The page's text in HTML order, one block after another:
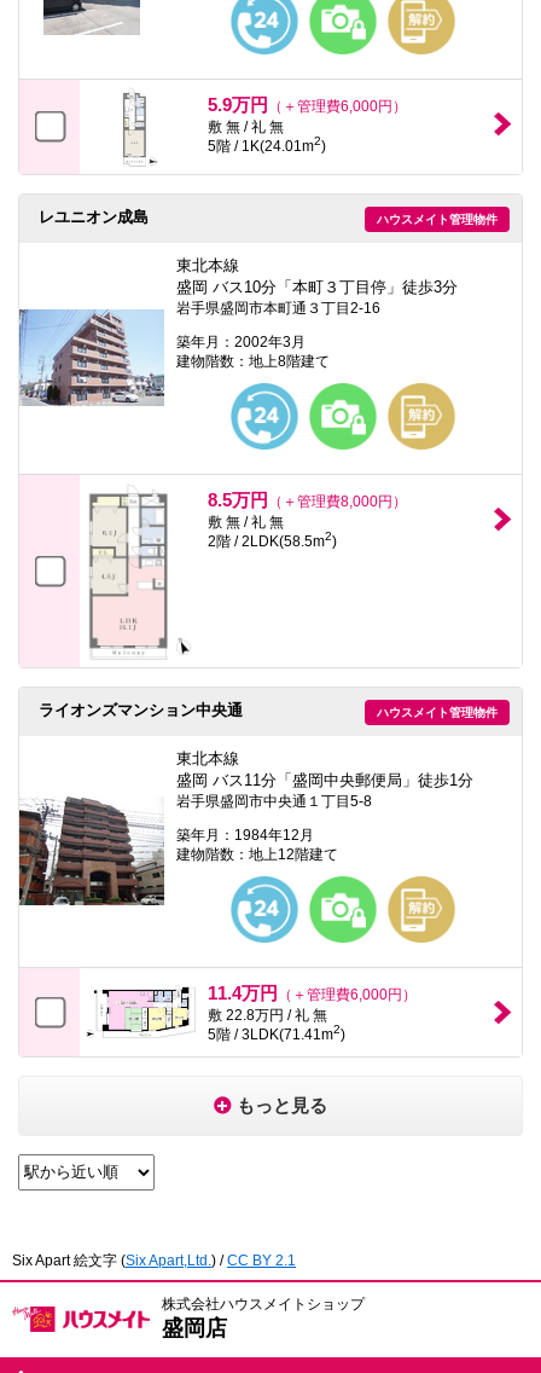
5.9万円
（＋管理費6,000円）
敷 無 / 礼 無
5階 / 1K(24.01m2)
ハウスメイト管理物件
レユニオン成島
東北本線
盛岡 バス10分「本町３丁目停」徒歩3分
岩手県盛岡市本町通３丁目2-16
築年月：2002年3月
建物階数：地上8階建て
8.5万円
（＋管理費8,000円）
敷 無 / 礼 無
2階 / 2LDK(58.5m2)
ハウスメイト管理物件
ライオンズマンション中央通
東北本線
盛岡 バス11分「盛岡中央郵便局」徒歩1分
岩手県盛岡市中央通１丁目5-8
築年月：1984年12月
建物階数：地上12階建て
11.4万円
（＋管理費6,000円）
敷 22.8万円 / 礼 無
5階 / 3LDK(71.41m2)
もっと見る
Six Apart 絵文字 (Six Apart,Ltd.) /CC BY 2.1
株式会社ハウスメイトショップ
盛岡店